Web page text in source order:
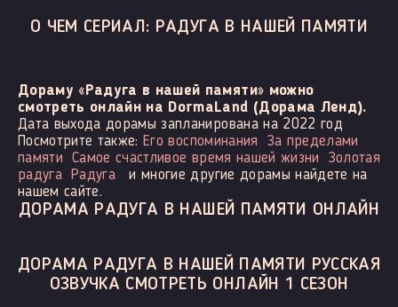
О ЧЕМ СЕРИАЛ: РАДУГА В НАШЕЙ ПАМЯТИ
Дораму «Радуга в нашей памяти» можно
смотреть онлайн на DormaLand (Дорама Ленд).
Дата выхода дорамы запланирована на 2022 год
Посмотрите также: Его воспоминания
За пределами
памяти
Самое счастливое время нашей жизни
Золотая
радуга
Радуга
и многие другие дорамы найдете на
нашем сайте.
ДОРАМА РАДУГА В НАШЕЙ ПАМЯТИ ОНЛАЙН
ДОРАМА РАДУГА В НАШЕЙ ПАМЯТИ РУССКАЯ
ОЗВУЧКА СМОТРЕТЬ ОНЛАЙН 1 СЕЗОН